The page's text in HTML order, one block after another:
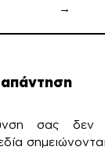
→
σας δεν